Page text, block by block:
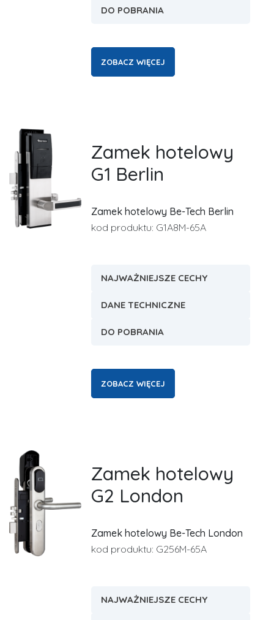
DO POBRANIA
ZOBACZ WIĘCEJ
Zamek hotelowy
G1 Berlin
Zamek hotelowy Be-Tech Berlin
kod produktu: G1A8M-65A
NAJWAŻNIEJSZE CECHY
DANE TECHNICZNE
DO POBRANIA
ZOBACZ WIĘCEJ
Zamek hotelowy
G2 London
Zamek hotelowy Be-Tech London
kod produktu: G256M-65A
NAJWAŻNIEJSZE CECHY